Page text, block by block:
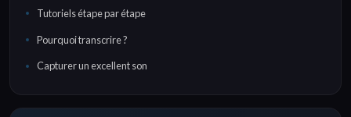
Tutoriels étape par étape
Pourquoi transcrire ?
Capturer un excellent son